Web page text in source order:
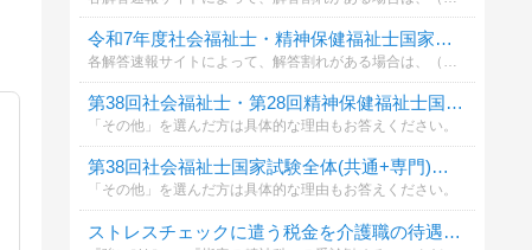
令和7年度社会福祉士・精神保健福祉士国家試験午前【共通科目】自己採点投票【2026】
各解答速報サイトによって、解答割れがある場合は、（例：けあサポでの採点結果より）等と添えてください。
第38回社会福祉士・第28回精神保健福祉士国家試験【共通科目】の感想投票
「その他」を選んだ方は具体的な理由もお答えください。
第38回社会福祉士国家試験全体(共通+専門)の感想を聴かせてください【2026】
「その他」を選んだ方は具体的な理由もお答えください。
ストレスチェックに遣う税金を介護職の待遇改善に遣うべきだと思う